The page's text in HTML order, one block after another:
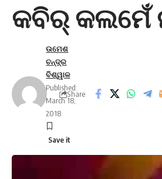
କବିର୍ କଲମେଁ
ଉମେଶ
ଚନ୍ଦ୍ର
ବିଶ୍ୱାଳ
Published:
March 18,
2018
Share